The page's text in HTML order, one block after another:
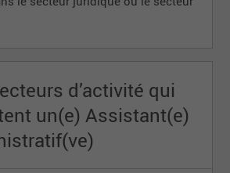
d’activité qui
un(e) Assistant(e)